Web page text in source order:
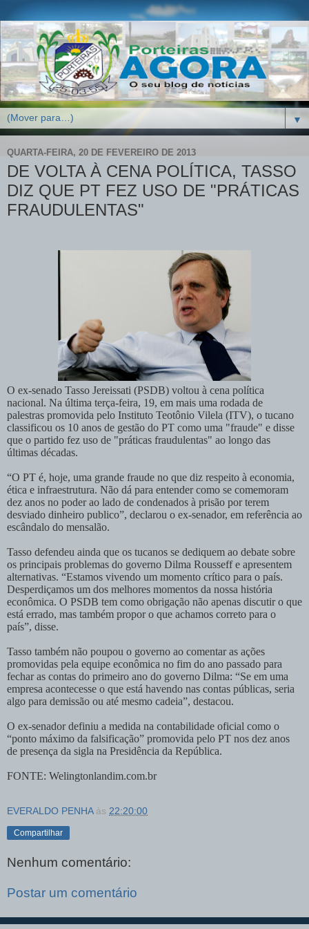
▼
QUARTA-FEIRA, 20 DE FEVEREIRO DE 2013
DE VOLTA À CENA POLÍTICA, TASSO
DIZ QUE PT FEZ USO DE "PRÁTICAS
FRAUDULENTAS"
O ex-senado Tasso Jereissati (PSDB) voltou à cena política
nacional. Na última terça-feira, 19, em mais uma rodada de
palestras promovida pelo Instituto Teotônio Vilela (ITV), o tucano
classificou os 10 anos de gestão do PT como uma "fraude" e disse
que o partido fez uso de "práticas fraudulentas" ao longo das
últimas décadas.
“O PT é, hoje, uma grande fraude no que diz respeito à economia,
ética e infraestrutura. Não dá para entender como se comemoram
dez anos no poder ao lado de condenados à prisão por terem
desviado dinheiro publico”, declarou o ex-senador, em referência ao
escândalo do mensalão.
Tasso defendeu ainda que os tucanos se dediquem ao debate sobre
os principais problemas do governo Dilma Rousseff e apresentem
alternativas. “Estamos vivendo um momento crítico para o país.
Desperdiçamos um dos melhores momentos da nossa história
econômica. O PSDB tem como obrigação não apenas discutir o que
está errado, mas também propor o que achamos correto para o
país”, disse.
Tasso também não poupou o governo ao comentar as ações
promovidas pela equipe econômica no fim do ano passado para
fechar as contas do primeiro ano do governo Dilma: “Se em uma
empresa acontecesse o que está havendo nas contas públicas, seria
algo para demissão ou até mesmo cadeia”, destacou.
O ex-senador definiu a medida na contabilidade oficial como o
“ponto máximo da falsificação” promovida pelo PT nos dez anos
de presença da sigla na Presidência da República.
FONTE: Welingtonlandim.com.br
EVERALDO PENHA às 22:20:00
Compartilhar
Nenhum comentário:
Postar um comentário